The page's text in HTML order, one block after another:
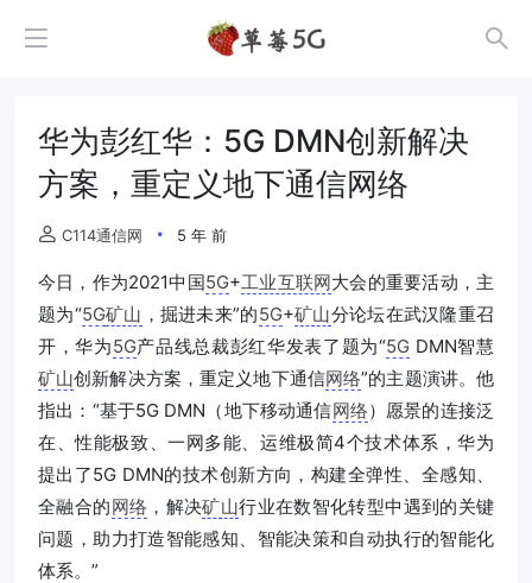
华为彭红华：5G DMN创新解决
方案，重定义地下通信网络
C114通信网 5 年 前
今日，作为2021中国5G+工业互联网大会的重要活动，主
题为“5G矿山 ，掘进未来”的5G+矿山分论坛在武汉隆重召
开，华为5G产品线总裁彭红华发表了题为“5G DMN智慧
矿山创新解决方案，重定义地下通信网络”的主题演讲。他
指出：“基于5G DMN（地下移动通信网络）愿景的连接泛
在、性能极致、一网多能、运维极简4个技术体系，华为
提出了5G DMN的技术创新方向，构建全弹性、全感知、
全融合的网络 ，解决矿山行业在数智化转型中遇到的关键
问题，助力打造智能感知、智能决策和自动执行的智能化
体系。”